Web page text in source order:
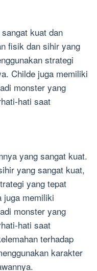
kuat dan
fisik dan sihir yang
strategi
Childe juga memiliki
monster yang
hati saat
yang sangat kuat.
yang sangat kuat,
yang tepat
juga memiliki
monster yang
hati saat
terhadap
karakter